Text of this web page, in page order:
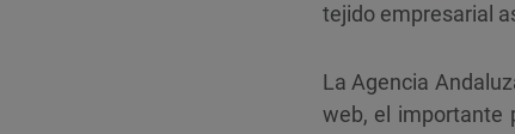
tejido empresarial
La Agencia
web, el importante